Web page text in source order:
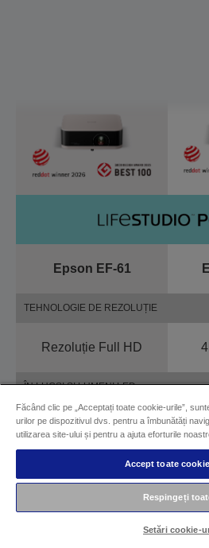
Epson EF-61
TEHNOLOGIE DE REZOLUȚIE
Rezoluție Full HD
ÎN LUCȘI ȘI LUMENI LED
700 lm
Mini proiector portabil,
Mini
Făcând clic pe „Acceptați toate cookie-urile”,
urilor pe dispozitivul dvs. pentru a îmbunătăți
utilizarea site-ului și pentru a ajuta eforturile
Accept toate
Respingeți
Setări cookie-